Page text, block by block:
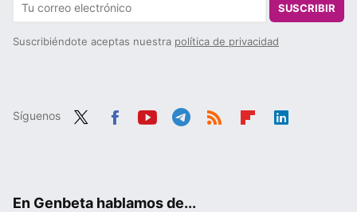
SUSCRIBIR
Suscribiéndote aceptas nuestra política de privacidad
Síguenos
En Genbeta hablamos de...